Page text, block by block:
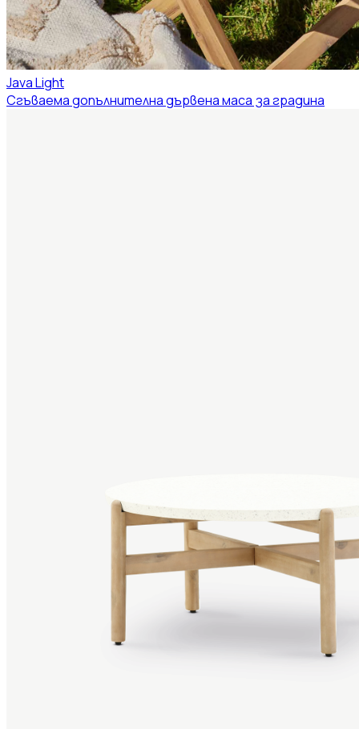
Java Light
Сгъваема допълнителна дървена маса за градина